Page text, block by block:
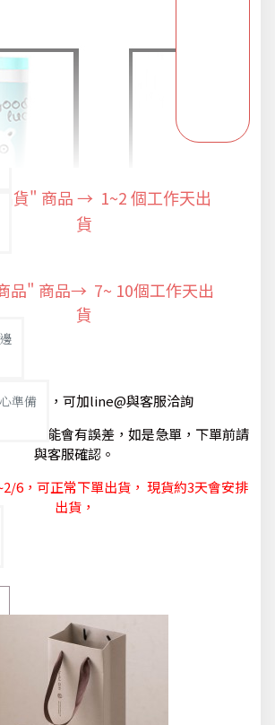
準備
出貨" 商品 → 1~2 個工作天出
貨
品" 商品→ 7~ 10個工作天出
貨
單需求，可加line@與客服洽詢
新，可能會有誤差，如是急單，下單前請
與客服確認。
6，可正常下單出貨， 現貨約3天會安排
出貨，